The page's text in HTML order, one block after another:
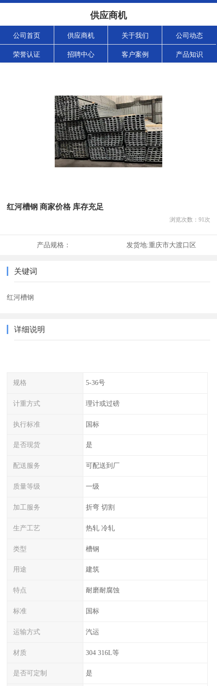
供应商机
公司首页 供应商机 关于我们 公司动态
荣誉认证 招聘中心 客户案例 产品知识
红河槽钢 商家价格 库存充足
浏览次数： 91次
产品规格： 发货地:重庆市大渡口区
关键词
红河槽钢
详细说明
规格 5-36号
计重方式 理计或过磅
执行标准 国标
是否现货 是
配送服务 可配送到厂
质量等级 一级
加工服务 折弯 切割
生产工艺 热轧 冷轧
类型 槽钢
用途 建筑
特点 耐磨耐腐蚀
标准 国标
运输方式 汽运
材质 304 316L等
是否可定制 是